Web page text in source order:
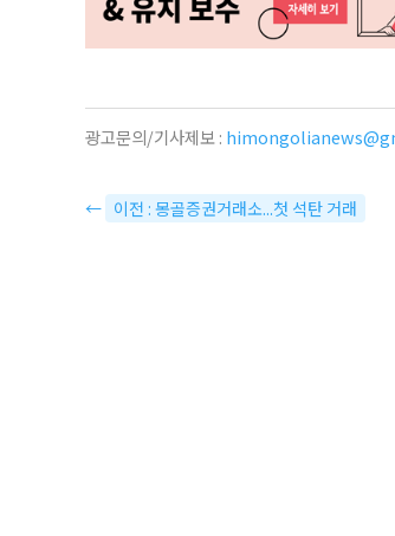
광고문의/기사제보 :
← 이전 : 몽골증권거래소...첫 석탄 거래